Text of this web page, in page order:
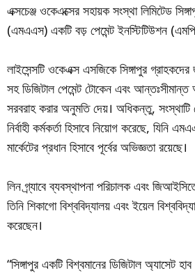
এক্সচেঞ্জ ওকেএক্সের সহায়ক সংস্থা লিমিটেড
(এমএএস) একটি বড় পেমেন্ট ইনস্টিটিউশন
লাইসেন্সটি ওকেএক্স এসজিকে সিঙ্গাপুর
সহ ডিজিটাল পেমেন্ট টোকেন এবং আন্তঃসীমান্ত
সরবরাহ করার অনুমতি দেয়। অধিকন্তু, সংস্থাটি
নির্বাহী কর্মকর্তা হিসাবে নিয়োগ করেছে, যিনি
মার্কেটের প্রধান হিসাবে পূর্বের অভিজ্ঞতা রয়েছে।
লিন গ্র্যাবে ব্যবস্থাপনা পরিচালক এবং
তিনি শিকাগো বিশ্ববিদ্যালয় এবং ইয়েল
করেছেন।
“সিঙ্গাপুর একটি বিশ্বমানের ডিজিটাল অ্যাসেট